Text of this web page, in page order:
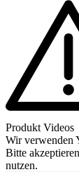
Produkt Videos
Wir verwenden
Bitte
nutzen.